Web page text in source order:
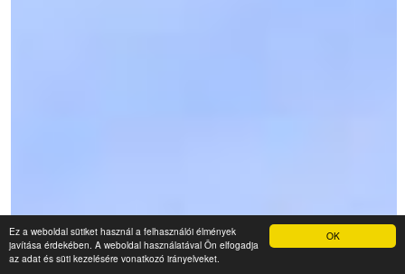
OK
Ez a weboldal sütiket használ a felhasználói élmények
javítása érdekében. A weboldal használatával Ön elfogadja
az adat és süti kezelésére vonatkozó irányelveket.